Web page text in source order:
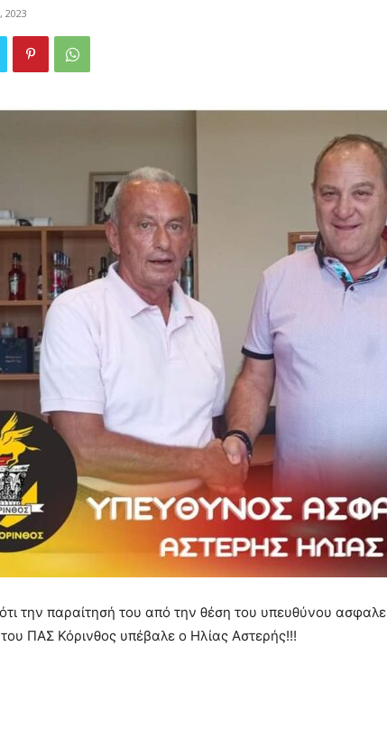
2023
την παραίτησή του από την θέση του υπευθύνου
του ΠΑΣ Κόρινθος υπέβαλε ο Ηλίας Αστερής!!!